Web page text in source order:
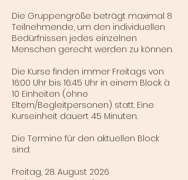
Die Gruppengröße beträgt maximal 8
Teilnehmende, um den individuellen
Bedürfnissen jedes einzelnen
Menschen gerecht werden zu können.
Die Kurse finden immer Freitags von
16:00 Uhr bis 16:45 Uhr in einem Block à
10 Einheiten (ohne
Eltern/Begleitpersonen) statt. Eine
Kurseinheit dauert 45 Minuten.
Die Termine für den aktuellen Block
sind:
Freitag, 28. August 2026